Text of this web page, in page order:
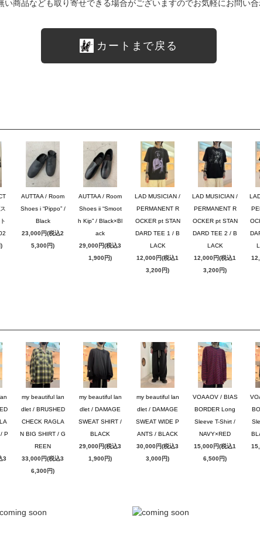
商品なども取り寄せできる場合がございますのでお気軽にお問い合
カートまで戻る
AUTTAA / Room
Shoes i “Pippo” /
Black
23,000円(税込2
5,300円)
AUTTAA / Room
Shoes ii “Smoot
h Kip” / Black×Bl
ack
29,000円(税込3
1,900円)
LAD MUSICIAN /
PERMANENT R
OCKER pt STAN
DARD TEE 1 / B
LACK
12,000円(税込1
3,200円)
LAD MUSICIAN /
PERMANENT R
OCKER pt STAN
DARD TEE 2 / B
LACK
12,000円(税込1
3,200円)
P
3
my beautiful lan
dlet / BRUSHED
CHECK RAGLA
N BIG SHIRT / G
REEN
33,000円(税込3
6,300円)
my beautiful lan
dlet / DAMAGE
SWEAT SHIRT /
BLACK
29,000円(税込3
1,900円)
my beautiful lan
dlet / DAMAGE
SWEAT WIDE P
ANTS / BLACK
30,000円(税込3
3,000円)
VOAAOV / BIAS
BORDER Long
Sleeve T-Shirt /
NAVY×RED
15,000円(税込1
6,500円)